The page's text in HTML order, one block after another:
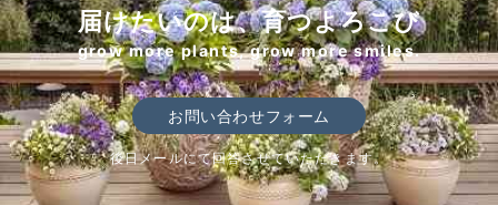
届けたいのは、育つよろこび
grow more plants, grow more smiles.
お問い合わせフォーム
後日メールにて回答させていただきます。